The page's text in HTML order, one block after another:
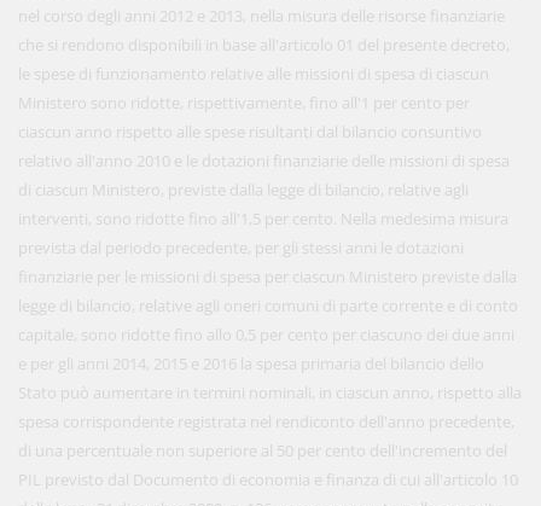
nel corso degli anni 2012 e 2013, nella misura delle risorse finanziarie
che si rendono disponibili in base all'articolo 01 del presente decreto,
le spese di funzionamento relative alle missioni di spesa di ciascun
Ministero sono ridotte, rispettivamente, fino all'1 per cento per
ciascun anno rispetto alle spese risultanti dal bilancio consuntivo
relativo all'anno 2010 e le dotazioni finanziarie delle missioni di spesa
di ciascun Ministero, previste dalla legge di bilancio, relative agli
interventi, sono ridotte fino all'1,5 per cento. Nella medesima misura
prevista dal periodo precedente, per gli stessi anni le dotazioni
finanziarie per le missioni di spesa per ciascun Ministero previste dalla
legge di bilancio, relative agli oneri comuni di parte corrente e di conto
capitale, sono ridotte fino allo 0,5 per cento per ciascuno dei due anni
e per gli anni 2014, 2015 e 2016 la spesa primaria del bilancio dello
Stato può aumentare in termini nominali, in ciascun anno, rispetto alla
spesa corrispondente registrata nel rendiconto dell'anno precedente,
di una percentuale non superiore al 50 per cento dell'incremento del
PIL previsto dal Documento di economia e finanza di cui all'articolo 10